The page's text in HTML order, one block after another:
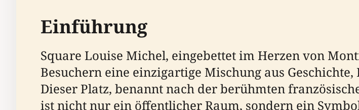
Einführung
Square Louise Michel, eingebettet im Herzen von
Besuchern eine einzigartige Mischung aus
Dieser Platz, benannt nach der berühmten
ist nicht nur ein öffentlicher Raum, sondern ein